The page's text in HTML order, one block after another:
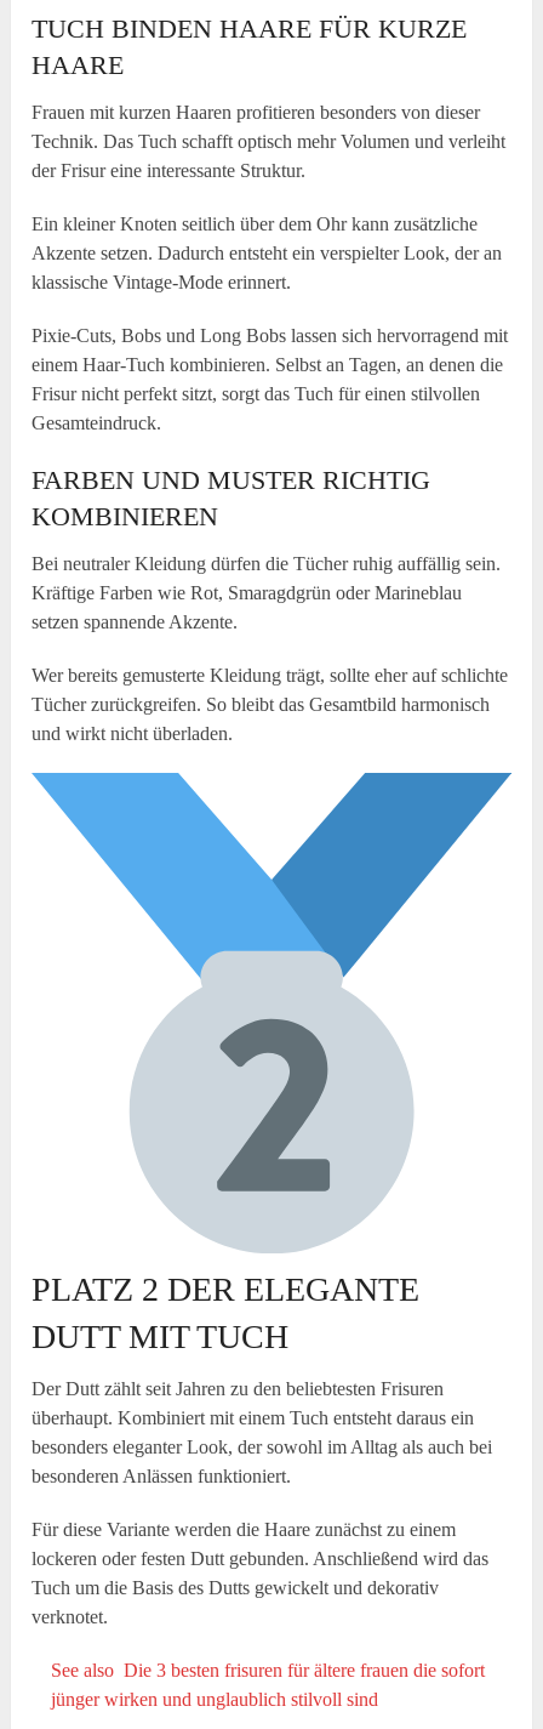
TUCH BINDEN HAARE FÜR KURZE
HAARE
Frauen mit kurzen Haaren profitieren besonders von dieser
Technik. Das Tuch schafft optisch mehr Volumen und verleiht
der Frisur eine interessante Struktur.
Ein kleiner Knoten seitlich über dem Ohr kann zusätzliche
Akzente setzen. Dadurch entsteht ein verspielter Look, der an
klassische Vintage-Mode erinnert.
Pixie-Cuts, Bobs und Long Bobs lassen sich hervorragend mit
einem Haar-Tuch kombinieren. Selbst an Tagen, an denen die
Frisur nicht perfekt sitzt, sorgt das Tuch für einen stilvollen
Gesamteindruck.
FARBEN UND MUSTER RICHTIG
KOMBINIEREN
Bei neutraler Kleidung dürfen die Tücher ruhig auffällig sein.
Kräftige Farben wie Rot, Smaragdgrün oder Marineblau
setzen spannende Akzente.
Wer bereits gemusterte Kleidung trägt, sollte eher auf schlichte
Tücher zurückgreifen. So bleibt das Gesamtbild harmonisch
und wirkt nicht überladen.
PLATZ 2 DER ELEGANTE
DUTT MIT TUCH
Der Dutt zählt seit Jahren zu den beliebtesten Frisuren
überhaupt. Kombiniert mit einem Tuch entsteht daraus ein
besonders eleganter Look, der sowohl im Alltag als auch bei
besonderen Anlässen funktioniert.
Für diese Variante werden die Haare zunächst zu einem
lockeren oder festen Dutt gebunden. Anschließend wird das
Tuch um die Basis des Dutts gewickelt und dekorativ
verknotet.
See also Die 3 besten frisuren für ältere frauen die sofort
jünger wirken und unglaublich stilvoll sind